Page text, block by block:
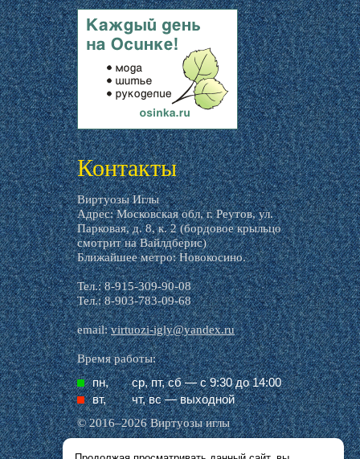
livemaster.ru
Контакты
Виртуозы Иглы
Адрес: Московская обл, г. Реутов, ул.
Парковая, д. 8, к. 2 (бордовое крыльцо
смотрит на Вайлдберис)
Ближайшее метро: Новокосино.
Тел.: 8-915-309-90-08
Тел.: 8-903-783-09-68
email:virtuozi-igly@yandex.ru
Время работы:
пн,
ср, пт, cб — с 9:30 до 14:00
вт,
чт, вс — выходной
© 2016–2026 Виртуозы иглы